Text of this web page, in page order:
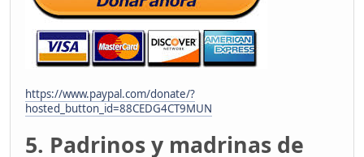
https://www.paypal.com/donate/?
hosted_button_id=88CEDG4CT9MUN
5. Padrinos y madrinas de